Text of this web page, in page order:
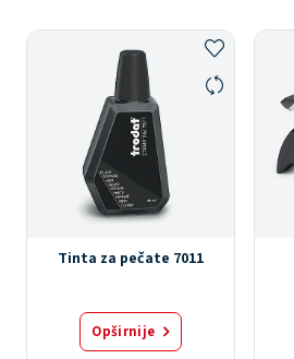
Tinta za pečate 7011
Opširnije